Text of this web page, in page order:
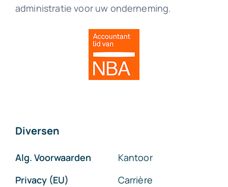
administratie voor uw onderneming.
Diversen
Alg. Voorwaarden
Privacy (EU)
Kantoor
Carrière